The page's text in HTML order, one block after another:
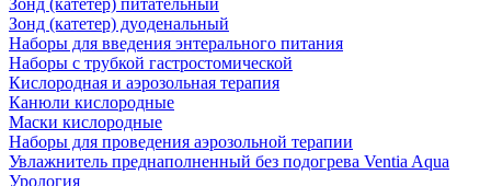
Зонд (катетер) питательный
Зонд (катетер) дуоденальный
Наборы для введения энтерального питания
Наборы с трубкой гастростомической
Кислородная и аэрозольная терапия
Канюли кислородные
Маски кислородные
Наборы для проведения аэрозольной терапии
Увлажнитель преднаполненный без подогрева Ventia Aqua
Урология